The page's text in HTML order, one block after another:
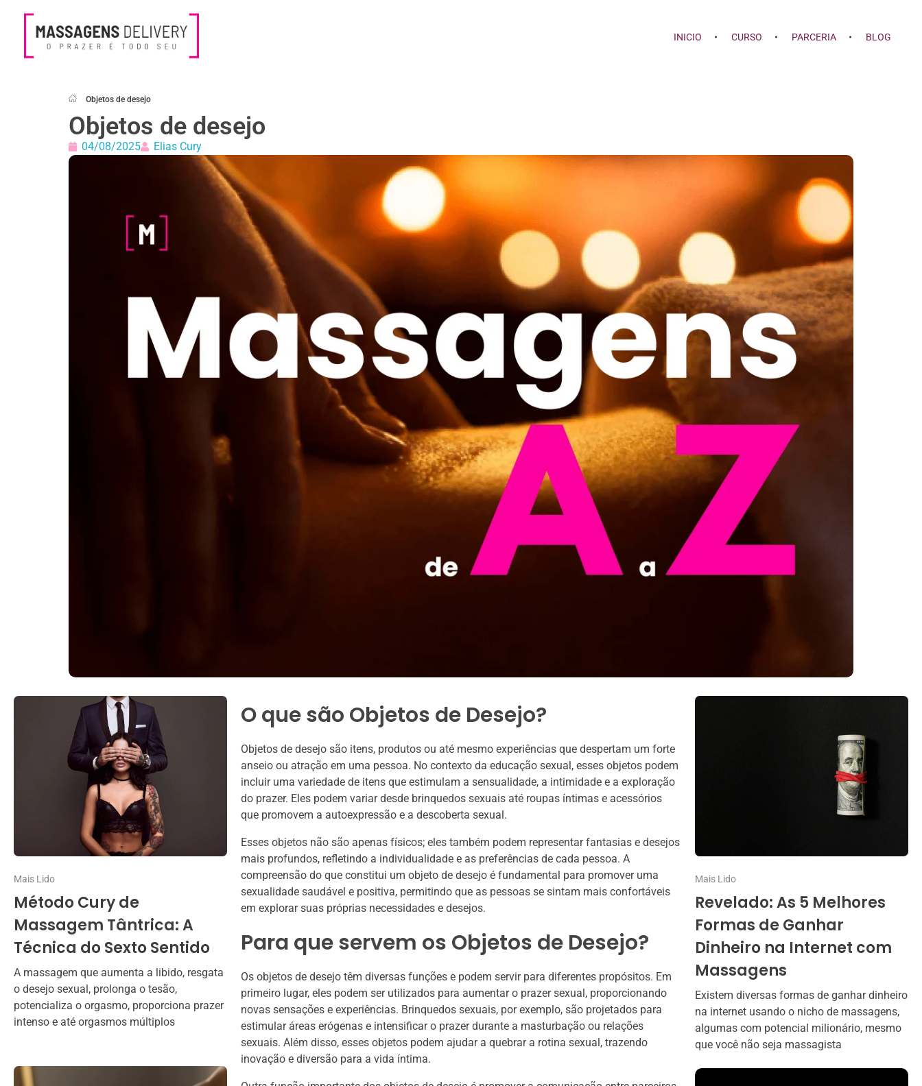
INICIO CURSO PARCERIA BLOG
Objetos de desejo
Objetos de desejo
04/08/2025 Elias Cury
Mais Lido
Método Cury de
Massagem Tântrica: A
Técnica do Sexto Sentido
A massagem que aumenta a libido, resgata
o desejo sexual, prolonga o tesão,
potencializa o orgasmo, proporciona prazer
intenso e até orgasmos múltiplos
O que são Objetos de Desejo?
Objetos de desejo são itens, produtos ou até mesmo experiências que despertam um forte
anseio ou atração em uma pessoa. No contexto da educação sexual, esses objetos podem
incluir uma variedade de itens que estimulam a sensualidade, a intimidade e a exploração
do prazer. Eles podem variar desde brinquedos sexuais até roupas íntimas e acessórios
que promovem a autoexpressão e a descoberta sexual.
Esses objetos não são apenas físicos; eles também podem representar fantasias e desejos
mais profundos, refletindo a individualidade e as preferências de cada pessoa. A
compreensão do que constitui um objeto de desejo é fundamental para promover uma
sexualidade saudável e positiva, permitindo que as pessoas se sintam mais confortáveis
em explorar suas próprias necessidades e desejos.
Para que servem os Objetos de Desejo?
Os objetos de desejo têm diversas funções e podem servir para diferentes propósitos. Em
primeiro lugar, eles podem ser utilizados para aumentar o prazer sexual, proporcionando
novas sensações e experiências. Brinquedos sexuais, por exemplo, são projetados para
estimular áreas erógenas e intensificar o prazer durante a masturbação ou relações
sexuais. Além disso, esses objetos podem ajudar a quebrar a rotina sexual, trazendo
inovação e diversão para a vida íntima.
Mais Lido
Revelado: As 5 Melhores
Formas de Ganhar
Dinheiro na Internet com
Massagens
Existem diversas formas de ganhar dinheiro
na internet usando o nicho de massagens,
algumas com potencial milionário, mesmo
que você não seja massagista